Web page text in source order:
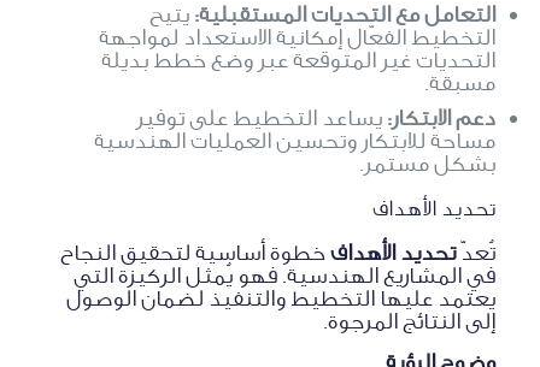
التعامل مع التحديات المستقبلية: يتيح
التخطيط الفعّال إمكانية الاستعداد لمواجهة
التحديات غير المتوقعة عبر وضع خطط بديلة
مسبقة.
دعم الابتكار: يساعد التخطيط على توفير
مساحة للابتكار وتحسين العمليات الهندسية
بشكل مستمر.
تحديد الأهداف
تُعدّتحديد الأهدافخطوة أساسية لتحقيق النجاح
في المشاريع الهندسية. فهو يُمثل الركيزة التي
يعتمد عليها التخطيط والتنفيذ لضمان الوصول
إلى النتائج المرجوة.